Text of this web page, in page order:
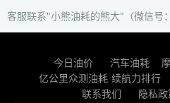
客服联系"小熊油耗的熊大"（微信号
今日油价 汽车油耗
亿公里众测油耗 续航力排行
联系我们
隐私